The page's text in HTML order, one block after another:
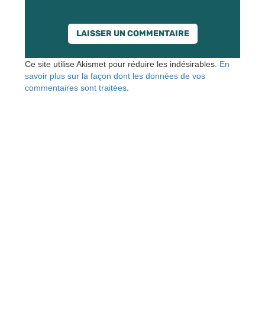
Ce site utilise Akismet pour réduire les indésirables. En
savoir plus sur la façon dont les données de vos
commentaires sont traitées